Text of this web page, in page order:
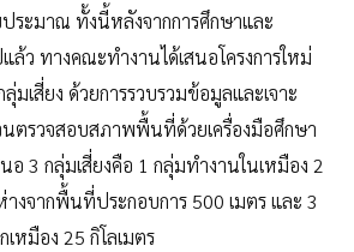
ประมาณ ทั้งนี้หลังจากการศึกษาและ
ล้ว ทางคณะทำงานได้เสนอโครงการใหม่
มเสี่ยง ด้วยการรวบรวมข้อมูลและเจาะ
ตรวจสอบสภาพพื้นที่ด้วยเครื่องมือศึกษา
อ 3 กลุ่มเสี่ยงคือ 1 กลุ่มทำงานในเหมือง 2
งจากพื้นที่ประกอบการ 500 เมตร และ 3
หมือง 25 กิโลเมตร